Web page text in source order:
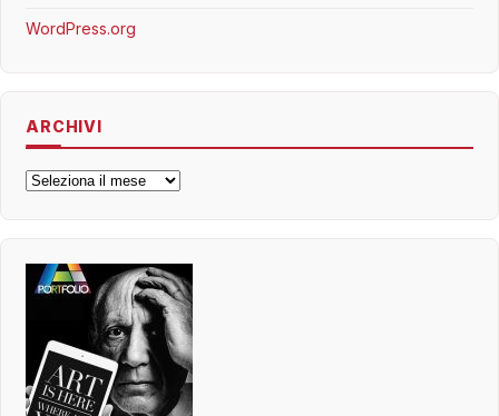
WordPress.org
ARCHIVI
Archivi